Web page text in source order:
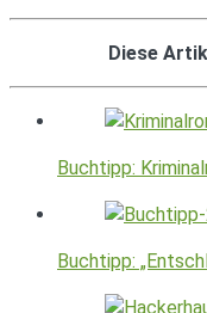
Diese
Buchtipp:
Buchtipp: